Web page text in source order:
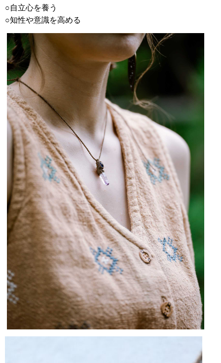
○自立心を養う
○知性や意識を高める